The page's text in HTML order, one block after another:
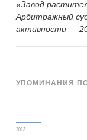
«Завод
Арбитражный
активности —
УПОМИНАНИЯ
2013